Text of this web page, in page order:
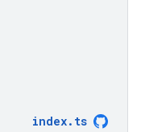
index. ts